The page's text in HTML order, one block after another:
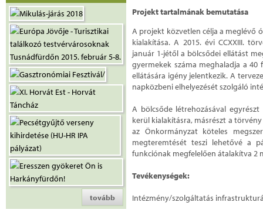
tovább
Projekt tartalmának bemutatása
A projekt közvetlen célja a meglévő
kialakítása. A 2015. évi CCXXIII.
január 1-jétől a bölcsődei ellátást
gyermekek száma meghaladja a
ellátására igény jelentkezik. A
napközbeni elhelyezését szolgáló
A bölcsőde létrehozásával
kerül kialakításra, másrészt a
az Önkormányzat köteles
megteremtését teszi lehetővé a
funkciónak megfelelően átalakítva 2
Tevékenységek:
Intézmény/szolgáltatás